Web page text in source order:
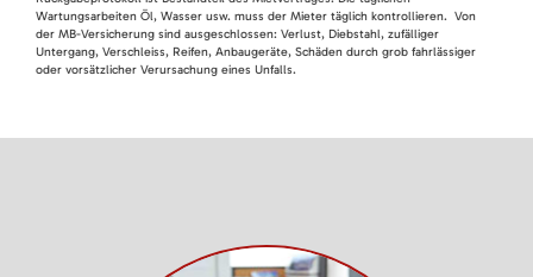
Wartungsarbeiten Öl, Wasser usw. muss der Mieter täglich kontrollieren. Von
der MB-Versicherung sind ausgeschlossen: Verlust, Diebstahl, zufälliger
Untergang, Verschleiss, Reifen, Anbaugeräte, Schäden durch grob fahrlässiger
oder vorsätzlicher Verursachung eines Unfalls.